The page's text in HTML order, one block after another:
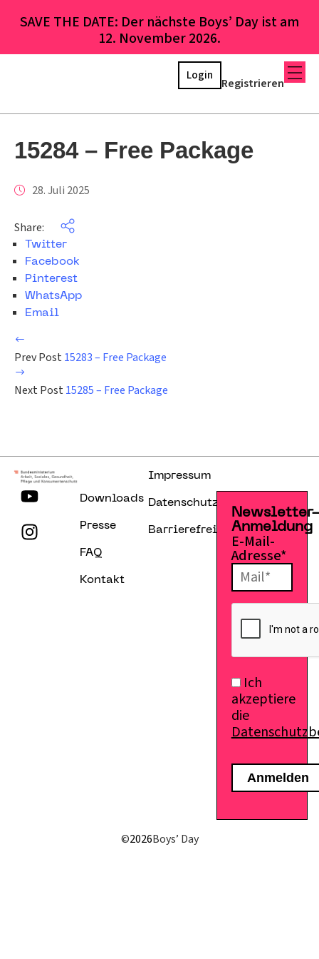
SAVE THE DATE: Der nächste Boys’ Day ist am
12. November 2026.
Registrieren
Login
15284 – Free Package
28. Juli 2025
Share:
Twitter
Facebook
Pinterest
WhatsApp
Email
Prev Post 15283 – Free Package
Next Post 15285 – Free Package
Downloads
Presse
FAQ
Kontakt
Impressum
Datenschutzerklärung
Barrierefreiheitserklärung
Anmeldung
E-Mail-
Adresse*
Ich
akzeptiere
die
©2026Boys’ Day